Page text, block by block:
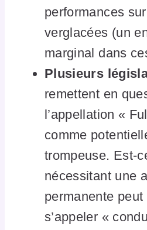
performances
verglacées (un
marginal dans
Plusieurs
remettent en
l’appellation «
comme
trompeuse. Est-
nécessitant une
permanente
s’appeler «